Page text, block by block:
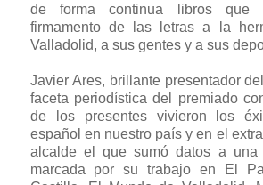
de forma continua libros que
firmamento de las letras a la
Valladolid, a sus gentes y a sus
Javier Ares, brillante presentador
faceta periodística del premiado
de los presentes vivieron los
español en nuestro país y en el
alcalde el que sumó datos a una
marcada por su trabajo en El